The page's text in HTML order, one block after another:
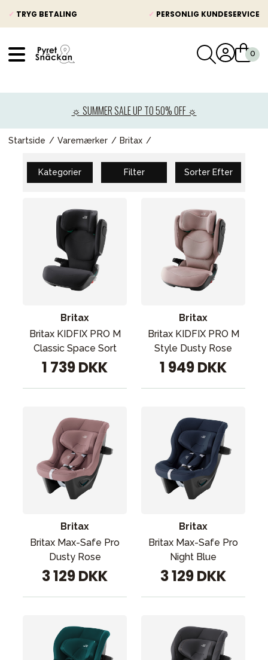
✓ TRYG BETALING ✓ PERSONLIG KUNDESERVICE
☼ SUMMER SALE UP TO 50% OFF ☼
Startside Varemærker Britax
Kategorier Filter Sorter Efter
Britax
Britax KIDFIX PRO M
Classic Space Sort
1 739 DKK
Britax
Britax KIDFIX PRO M
Style Dusty Rose
1 949 DKK
Britax
Britax Max-Safe Pro
Dusty Rose
3 129 DKK
Britax
Britax Max-Safe Pro
Night Blue
3 129 DKK
Barnevogne
Autostole
Babypakke
Baby
Legetøj og spil
Mor & Far
Møbler & sengetøj
Tips til gaver
Vores favoritter
Sol og svømning Outlet
Guide
Kontakt os på
Vores butik